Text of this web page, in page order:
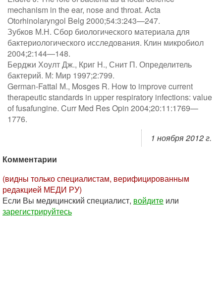
mechanism in the ear, nose and throat. Acta
Otorhinolaryngol Belg 2000;54:3:243—247.
Зубков М.Н. Сбор биологического материала для
бактериологического исследования. Клин микробиол
2004;2:144—148.
Берджи Хоулт Дж., Криг Н., Снит П. Определитель
бактерий. М: Мир 1997;2:799.
German-Fattal М., Mosges R. How to improve current
therapeutic standards in upper respiratory infections: value
of fusafungine. Curr Med Res Opin 2004;20:11:1769—
1776.
1 ноября 2012 г.
Комментарии
(видны только специалистам, верифицированным
редакцией МЕДИ РУ)
Если Вы медицинский специалист, войдите или
зарегистрируйтесь